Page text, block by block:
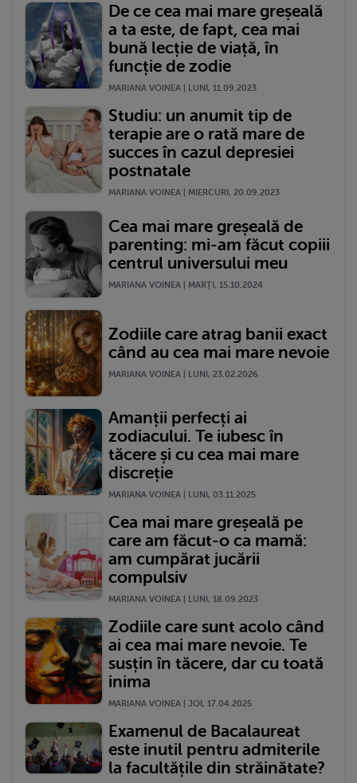
De ce cea mai mare greșeală
a ta este, de fapt, cea mai
bună lecție de viață, în
funcție de zodie
MARIANA VOINEA | LUNI, 11.09.2023
Studiu: un anumit tip de
terapie are o rată mare de
succes în cazul depresiei
postnatale
MARIANA VOINEA | MIERCURI, 20.09.2023
Cea mai mare greșeală de
parenting: mi-am făcut copiii
centrul universului meu
MARIANA VOINEA | MARŢI, 15.10.2024
Zodiile care atrag banii exact
când au cea mai mare nevoie
MARIANA VOINEA | LUNI, 23.02.2026
Amanții perfecți ai
zodiacului. Te iubesc în
tăcere și cu cea mai mare
discreție
MARIANA VOINEA | LUNI, 03.11.2025
Cea mai mare greșeală pe
care am făcut-o ca mamă:
am cumpărat jucării
compulsiv
MARIANA VOINEA | LUNI, 18.09.2023
Zodiile care sunt acolo când
ai cea mai mare nevoie. Te
susțin în tăcere, dar cu toată
inima
MARIANA VOINEA | JOI, 17.04.2025
Examenul de Bacalaureat
este inutil pentru admiterile
la facultățile din străinătate?